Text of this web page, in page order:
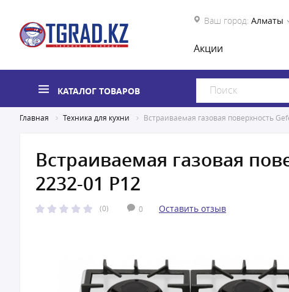
Ваш город: Алматы
Акции
КАТАЛОГ ТОВАРОВ
Главная Техника для кухни Встраиваемая газовая поверхность
Встраиваемая газовая
2232-01 Р12
(0) 0 Оставить отзыв